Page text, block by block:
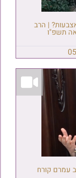
| הרב
תשפ"ו
עמרם קורח